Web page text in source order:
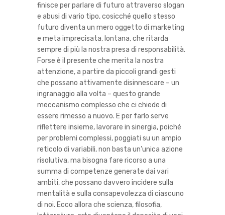
finisce per parlare di futuro attraverso slogan
e abusi di vario tipo, cosicché quello stesso
futuro diventa un mero oggetto di marketing
e meta imprecisata, lontana, che ritarda
sempre di più la nostra presa di responsabilità.
Forse è il presente che merita la nostra
attenzione, a partire da piccoli grandi gesti
che possano attivamente disinnescare – un
ingranaggio alla volta – questo grande
meccanismo complesso che ci chiede di
essere rimesso a nuovo. E per farlo serve
riflettere insieme, lavorare in sinergia, poiché
per problemi complessi, poggiati su un ampio
reticolo di variabili, non basta un’unica azione
risolutiva, ma bisogna fare ricorso a una
summa di competenze generate dai vari
ambiti, che possano davvero incidere sulla
mentalità e sulla consapevolezza di ciascuno
di noi. Ecco allora che scienza, filosofia,